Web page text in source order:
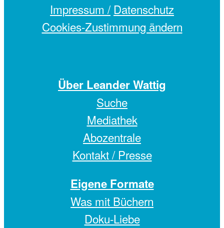
Impressum / Datenschutz
Cookies-Zustimmung ändern
Über Leander Wattig
Suche
Mediathek
Abozentrale
Kontakt / Presse
Eigene Formate
Was mit Büchern
Doku-Liebe